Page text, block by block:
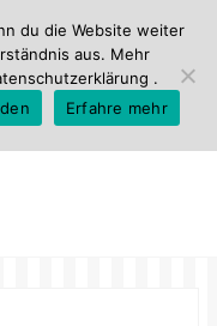
du die Website weiter
aus. Mehr
.
Erfahre mehr